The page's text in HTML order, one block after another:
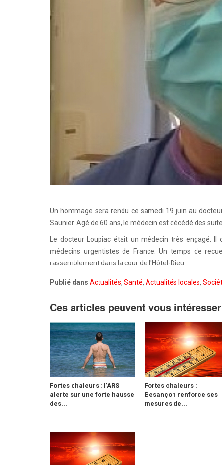
Un hommage sera rendu ce samedi 19 juin au
Saunier. Agé de 60 ans, le médecin est décédé des
Le docteur Loupiac était un médecin très engagé.
médecins urgentistes de France. Un temps de
rassemblement dans la cour de l'Hôtel-Dieu.
Publié dans Actualités, Santé, Actualités locales,
Ces articles peuvent vous intéresser
Fortes chaleurs : l’ARS
alerte sur une forte hausse
des...
Fortes chaleurs :
Besançon renforce ses
mesures de...